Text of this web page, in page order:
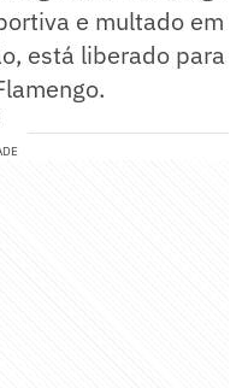
e multado em
está liberado para